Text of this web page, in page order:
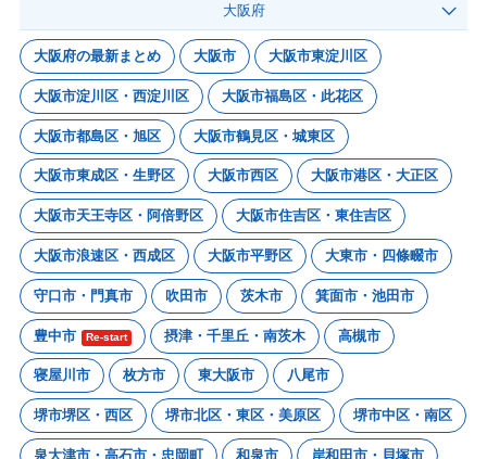
大阪府
大阪府の最新まとめ 大阪市 大阪市東淀川区
大阪市淀川区・西淀川区 大阪市福島区・此花区
大阪市都島区・旭区 大阪市鶴見区・城東区
大阪市東成区・生野区 大阪市西区 大阪市港区・大正区
大阪市天王寺区・阿倍野区 大阪市住吉区・東住吉区
大阪市浪速区・西成区 大阪市平野区 大東市・四條畷市
守口市・門真市 吹田市 茨木市 箕面市・池田市
豊中市 Re-start 摂津・千里丘・南茨木 高槻市
寝屋川市 枚方市 東大阪市 八尾市
堺市堺区・西区 堺市北区・東区・美原区 堺市中区・南区
泉大津市・高石市・忠岡町 和泉市 岸和田市・貝塚市